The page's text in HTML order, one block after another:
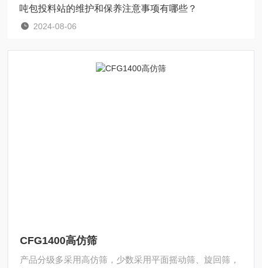
吨包投料站的维护和保养注意事项有哪些？
2024-08-06
CFG1400高仿筛
产品分级多采用高仿筛，少数采用平面摇动筛、旋回筛，